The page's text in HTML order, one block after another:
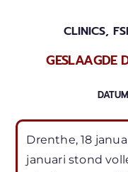
CLINICS,
GESLAAGDE
Drenthe, 18
januari stond